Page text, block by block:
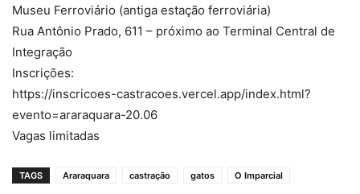
Museu Ferroviário (antiga estação ferroviária)
Rua Antônio Prado, 611 – próximo ao Terminal Central de
Integração
Inscrições:
https://inscricoes-castracoes.vercel.app/index.html?
evento=araraquara-20.06
Vagas limitadas
TAGS Araraquara castração gatos O Imparcial